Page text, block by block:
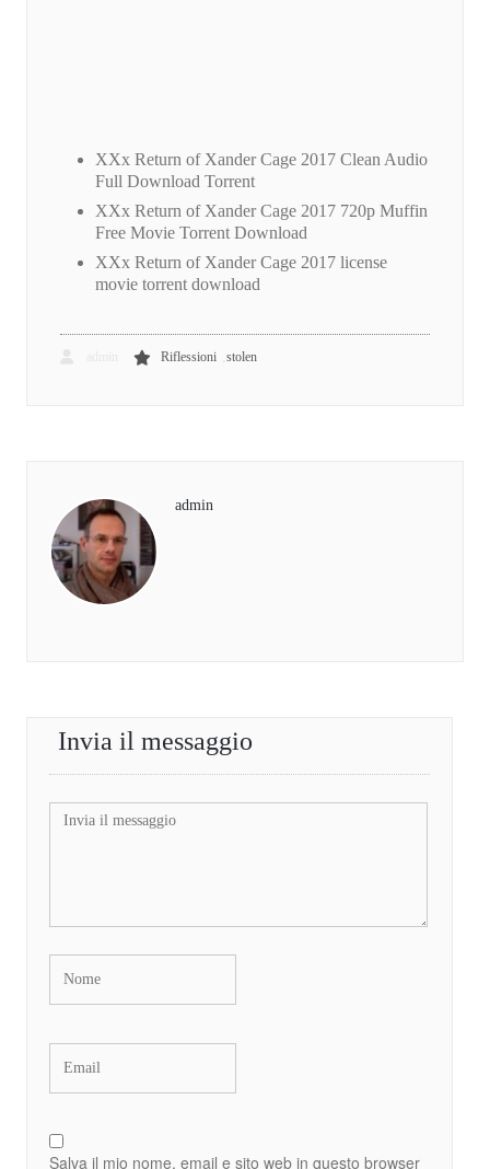
XXx Return of Xander Cage 2017 Clean Audio
Full Download Torrent
XXx Return of Xander Cage 2017 720p Muffin
Free Movie Torrent Download
XXx Return of Xander Cage 2017 license
movie torrent download
Riflessioni stolen
admin
Invia il messaggio
Salva il mio nome, email e sito web in questo browser